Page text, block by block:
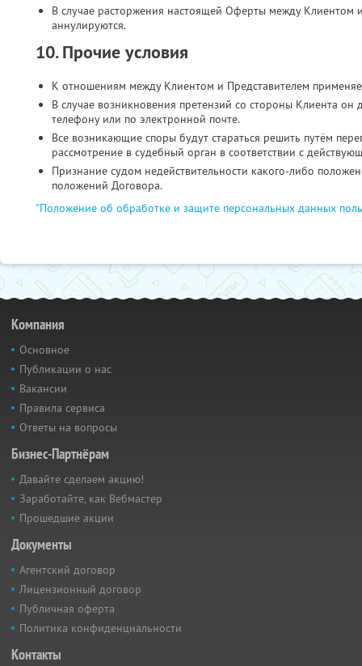
В случае расторжения настоящей Оферты между Клиентом
аннулируются.
10. Прочие условия
К отношениям между Клиентом и Представителем
В случае возникновения претензий со стороны Клиента
телефону или по электронной почте.
Все возникающие споры будут стараться решить путём
рассмотрение в судебный орган в соответствии с
Признание судом недействительности какого-либо
положений Договора.
"Положение об обработке и защите персональных данных
Компания
Основное
Публикации о нас
Вакансии
Правила сервиса
Ответы на вопросы
Бизнес-Партнёрам
Давайте сделаем акцию!
Заработайте, как Вебмастер
Прошедшие акции
Документы
Агентский договор
Лицензионный договор
Публичная оферта
Политика конфиденциальности
Контакты